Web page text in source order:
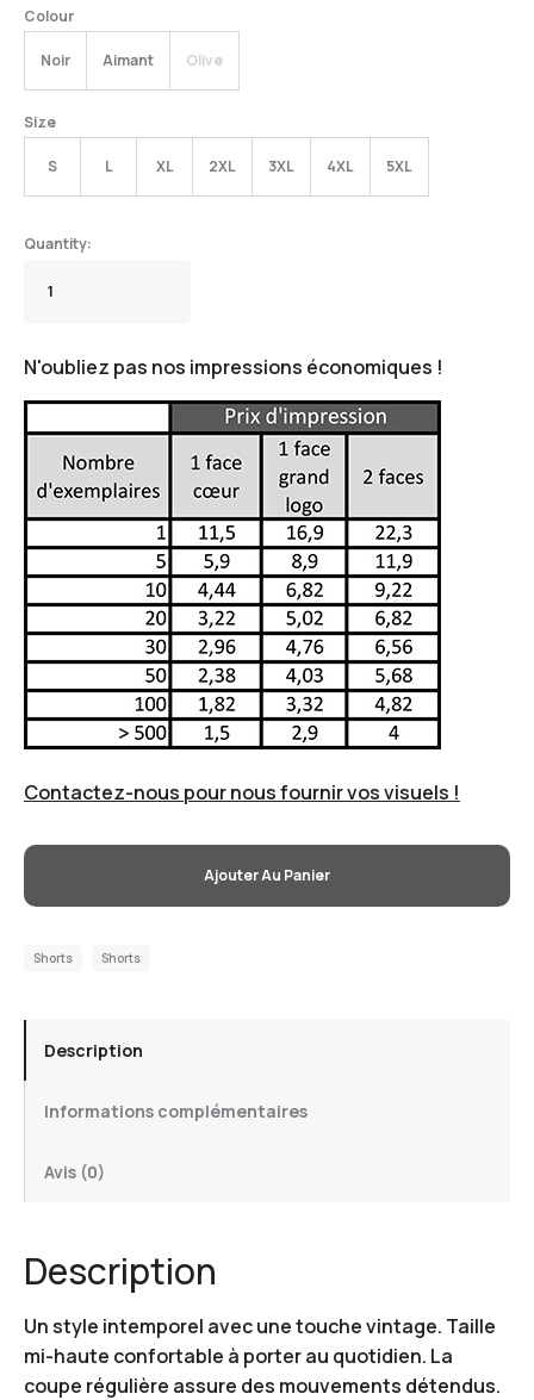
Colour
Noir Aimant Olive
Size
S L XL 2XL 3XL 4XL 5XL
N'oubliez pas nos impressions économiques !
Contactez-nous pour nous fournir vos visuels !
Ajouter Au Panier
Shorts Shorts
Description
Informations complémentaires
Avis (0)
Description
Un style intemporel avec une touche vintage. Taille
mi-haute confortable à porter au quotidien. La
coupe régulière assure des mouvements détendus.